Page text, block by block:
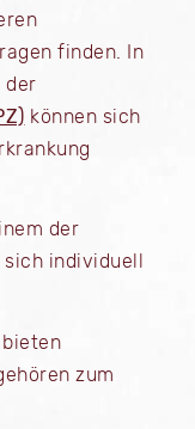
finden. In
der
können sich
der
sich individuell
zum